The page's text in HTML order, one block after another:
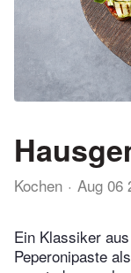
Kochen Aug 06
Ein Klassiker
Peperonipaste